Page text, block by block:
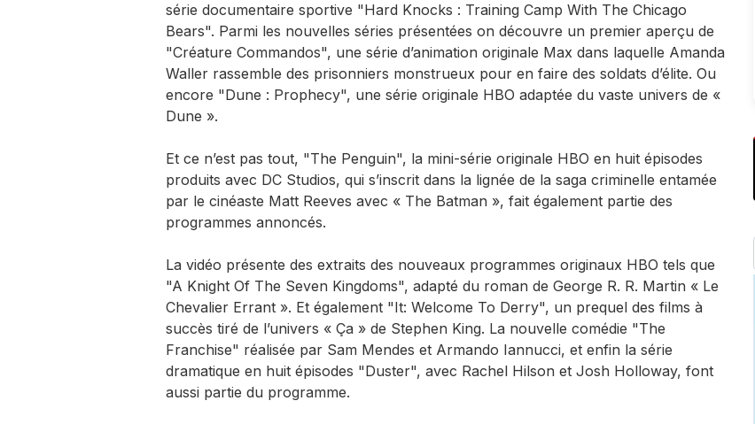
série documentaire sportive "Hard Knocks : Training Camp With The Chicago
Bears". Parmi les nouvelles séries présentées on découvre un premier aperçu de
"Créature Commandos", une série d’animation originale Max dans laquelle Amanda
Waller rassemble des prisonniers monstrueux pour en faire des soldats d’élite. Ou
encore "Dune : Prophecy", une série originale HBO adaptée du vaste univers de «
Dune ».
Et ce n’est pas tout, "The Penguin", la mini-série originale HBO en huit épisodes
produits avec DC Studios, qui s’inscrit dans la lignée de la saga criminelle entamée
par le cinéaste Matt Reeves avec « The Batman », fait également partie des
programmes annoncés.
La vidéo présente des extraits des nouveaux programmes originaux HBO tels que
"A Knight Of The Seven Kingdoms", adapté du roman de George R. R. Martin « Le
Chevalier Errant ». Et également "It: Welcome To Derry", un prequel des films à
succès tiré de l’univers « Ça » de Stephen King. La nouvelle comédie "The
Franchise" réalisée par Sam Mendes et Armando Iannucci, et enfin la série
dramatique en huit épisodes "Duster", avec Rachel Hilson et Josh Holloway, font
aussi partie du programme.